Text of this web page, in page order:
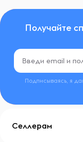
Получайте
Подписываясь, я
Селлерам